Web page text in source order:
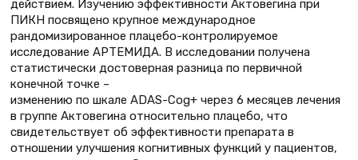
действием. Изучению эффективности Актовегина при
ПИКН посвящено крупное международное
рандомизированное плацебо-контролируемое
исследование АРТЕМИДА. В исследовании получена
статистически достоверная разница по первичной
конечной точке –
изменению по шкале ADAS-Cog+ через 6 месяцев лечения
в группе Актовегина относительно плацебо, что
свидетельствует об эффективности препарата в
отношении улучшения когнитивных функций у пациентов,